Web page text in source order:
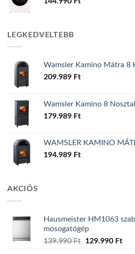
LEGKEDVELTEBB
Wamsler Kamino Mátra 8
209.989 Ft
Wamsler Kamino 8
179.989 Ft
WAMSLER KAMINO
194.989 Ft
AKCIÓS
Hausmeister HM1063
mosogatógép
139.990Ft
Original
129.990 Ft